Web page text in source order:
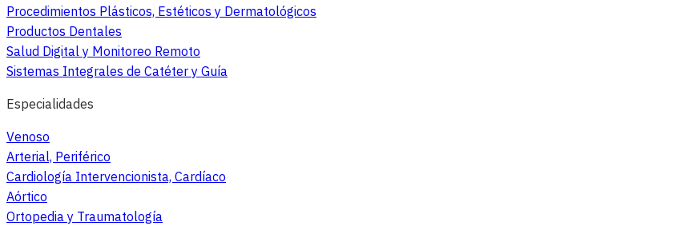
Procedimientos Plásticos, Estéticos y Dermatológicos
Productos Dentales
Salud Digital y Monitoreo Remoto
Sistemas Integrales de Catéter y Guía
Especialidades
Venoso
Arterial, Periférico
Cardiología Intervencionista, Cardíaco
Aórtico
Ortopedia y Traumatología